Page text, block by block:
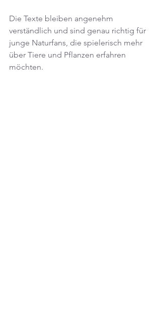
Die Texte bleiben angenehm
verständlich und sind genau richtig für
junge Naturfans, die spielerisch mehr
über Tiere und Pflanzen erfahren
möchten.